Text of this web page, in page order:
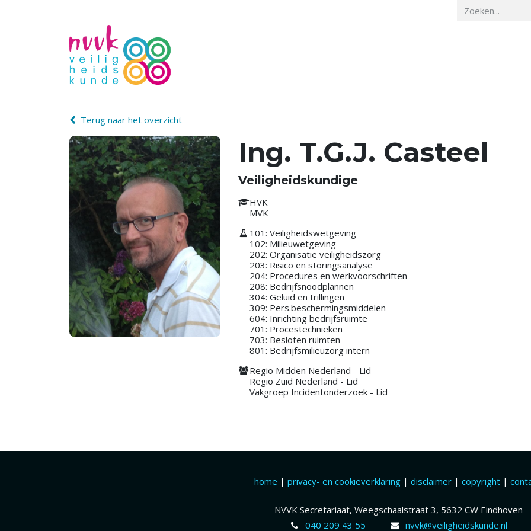
Terug naar het overzicht
Ing. T.G.J. Casteel
Veiligheidskundige
HVK
MVK
101: Veiligheidswetgeving
102: Milieuwetgeving
202: Organisatie veiligheidszorg
203: Risico en storingsanalyse
204: Procedures en werkvoorschriften
208: Bedrijfsnoodplannen
304: Geluid en trillingen
309: Pers.beschermingsmiddelen
604: Inrichting bedrijfsruimte
701: Procestechnieken
703: Besloten ruimten
801: Bedrijfsmilieuzorg intern
Regio Midden Nederland - Lid
Regio Zuid Nederland - Lid
Vakgroep Incidentonderzoek - Lid
home | privacy- en cookieverklaring| disclaimer | copyright|
NVVK Secretariaat, Weegschaalstraat 3, 5632 CW Eindhoven
040 209 43 55
nvvk@veiligheidskunde.nl